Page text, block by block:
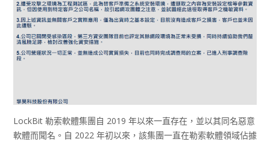
LockBit 勒索軟體集團自 2019 年以來一直存在，並以其同名惡意
軟體而聞名。自 2022 年初以來，該集團一直在勒索軟體領域佔據